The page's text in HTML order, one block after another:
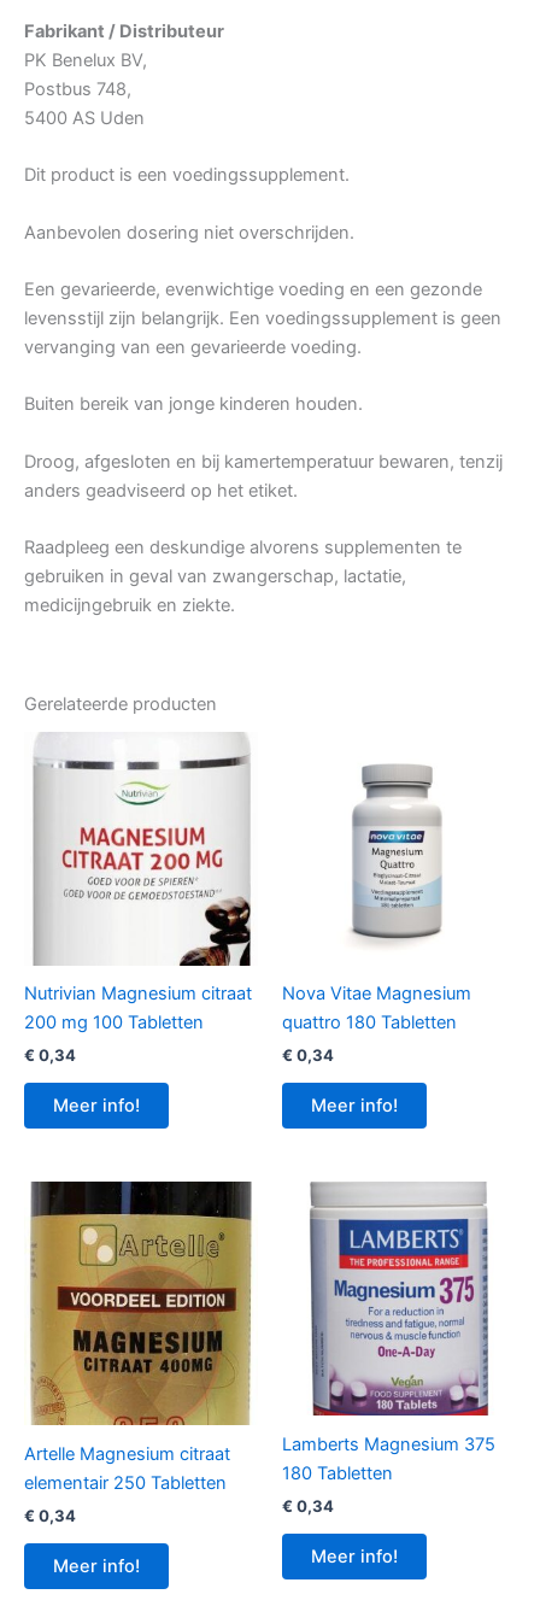
Fabrikant / Distributeur
PK Benelux BV,
Postbus 748,
5400 AS Uden
Dit product is een voedingssupplement.
Aanbevolen dosering niet overschrijden.
Een gevarieerde, evenwichtige voeding en een gezonde
levensstijl zijn belangrijk. Een voedingssupplement is geen
vervanging van een gevarieerde voeding.
Buiten bereik van jonge kinderen houden.
Droog, afgesloten en bij kamertemperatuur bewaren, tenzij
anders geadviseerd op het etiket.
Raadpleeg een deskundige alvorens supplementen te
gebruiken in geval van zwangerschap, lactatie,
medicijngebruik en ziekte.
Gerelateerde producten
Nutrivian Magnesium citraat
200 mg 100 Tabletten
€ 0,34
Meer info!
Nova Vitae Magnesium
quattro 180 Tabletten
€ 0,34
Meer info!
Artelle Magnesium citraat
elementair 250 Tabletten
€ 0,34
Meer info!
Lamberts Magnesium 375
180 Tabletten
€ 0,34
Meer info!